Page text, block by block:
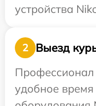
устройства
2
Выезд
Профессионал
удобное